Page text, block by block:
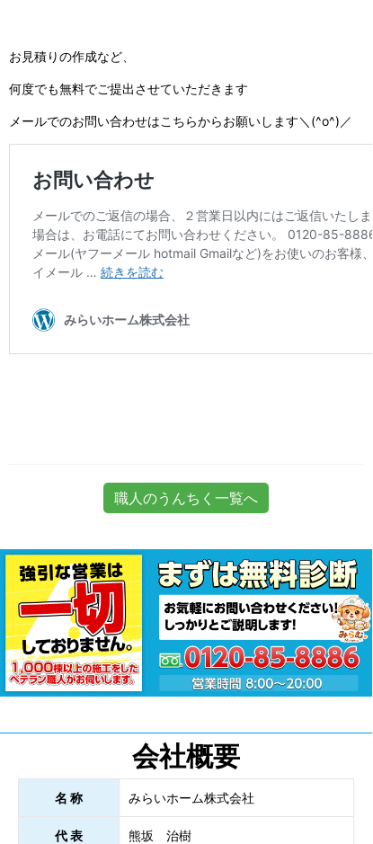
お見積りの作成など、
何度でも無料でご提出させていただきます
メールでのお問い合わせはこちらからお願いします＼(^o^)／
職人のうんちく一覧へ
会社概要
名 称 みらいホーム株式会社
代 表 熊坂 治樹